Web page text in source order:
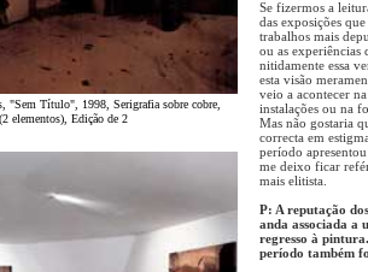
"Sem Título", 1998, Serigrafia sobre cobre,
elementos), Edição de 2
Se fizermos a
das exposições
trabalhos mais
ou as experiências
nitidamente essa
esta visão
veio a acontecer
instalações ou na
Mas não gostaria
correcta em
período
me deixo ficar
mais elitista.
P: A reputação
anda associada a
regresso à
período também